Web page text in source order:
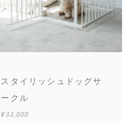
スタイリッシュドッグサ
ークル
¥33,000